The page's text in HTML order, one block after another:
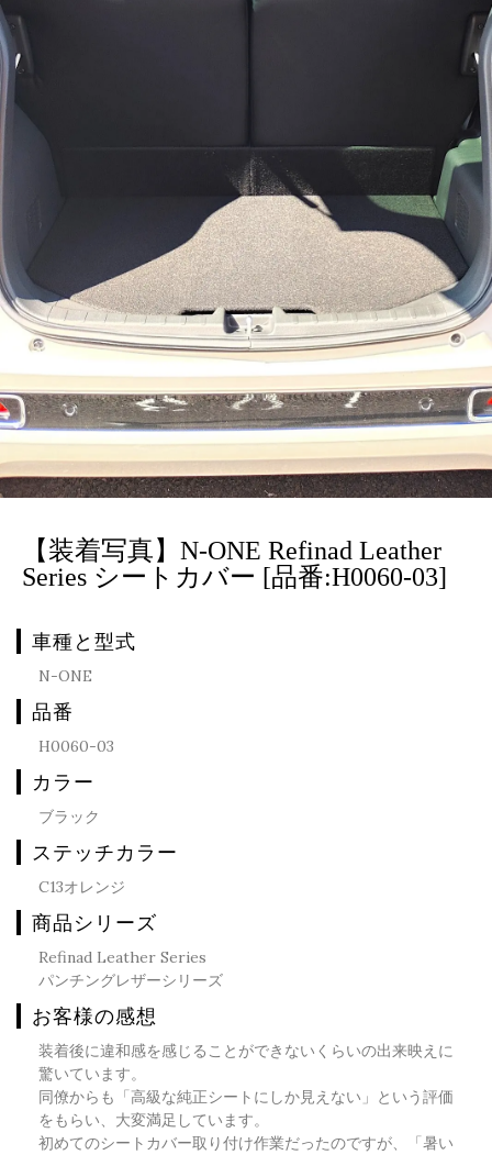
【装着写真】N-ONE Refinad Leather
Series シートカバー [品番:H0060-03]
車種と型式
N-ONE
品番
H0060-03
カラー
ブラック
ステッチカラー
C13オレンジ
商品シリーズ
Refinad Leather Series
パンチングレザーシリーズ
お客様の感想
装着後に違和感を感じることができないくらいの出来映えに
驚いています。
同僚からも「高級な純正シートにしか見えない」という評価
をもらい、大変満足しています。
初めてのシートカバー取り付け作業だったのですが、「暑い